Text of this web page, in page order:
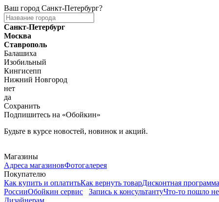
Ваш город Санкт-Петербург?
Санкт-Петербург
Москва
Ставрополь
Балашиха
Изобильный
Кингисепп
Нижний Новгород
нет
да
Сохранить
Подпишитесь на «Обойкин»
Будьте в курсе новостей, новинок и акций.
Магазины
Адреса магазиновФотогалерея
Покупателю
Как купить и оплатитьКак вернуть товарДисконтная программа
РоссииОбойкин сервис Запись к консультантуЧто-то пошло
Дизайнерам